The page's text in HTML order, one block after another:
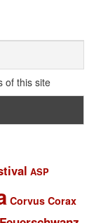
of this site
ASP
Corvus Corax